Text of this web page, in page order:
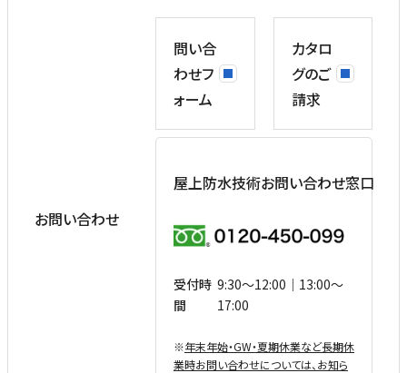
お問い合わせ
問い合
わせフ
ォーム
カタロ
グのご
請求
屋上防水技術お問い合わせ窓口
受付時
間
9:30〜12:00｜13:00〜
17:00
※年末年始・GW・夏期休業など⻑期休
業時お問い合わせについては、お知ら